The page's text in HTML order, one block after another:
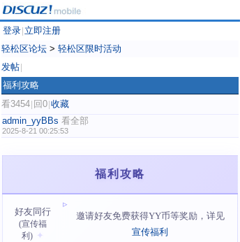
登录 立即注册
轻松区论坛 > 轻松区限时活动
发帖
福利攻略
看3454 回0 收藏
admin_yyBBs 看全部
2025-8-21 00:25:53
福利攻略
好友同行
(宣传福
利)
邀请好友免费获得YY币等奖励，详见
宣传福利